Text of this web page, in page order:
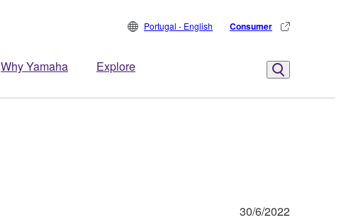
Why Yamaha Explore
Portugal - English Consumer
30/6/2022